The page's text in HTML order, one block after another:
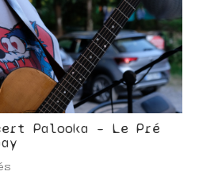
Palooka – Le Pré